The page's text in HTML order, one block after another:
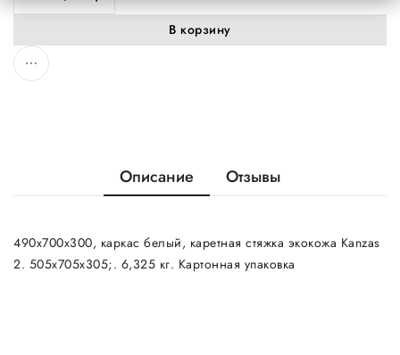
В корзину
Описание Отзывы
490х700х300, каркас белый, каретная стяжка экокожа Kanzas
2. 505х705х305;. 6,325 кг. Картонная упаковка